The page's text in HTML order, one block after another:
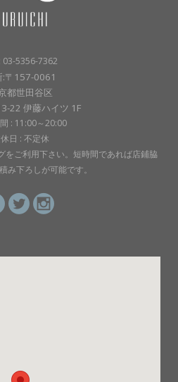
03-5356-7362
:〒157-0061
都世田谷区
22 伊藤ハイツ 1F
: 11:00～20:00
日 : 不定休
をご利用下さい。短時間であれば店鋪脇
み下ろしが可能です。